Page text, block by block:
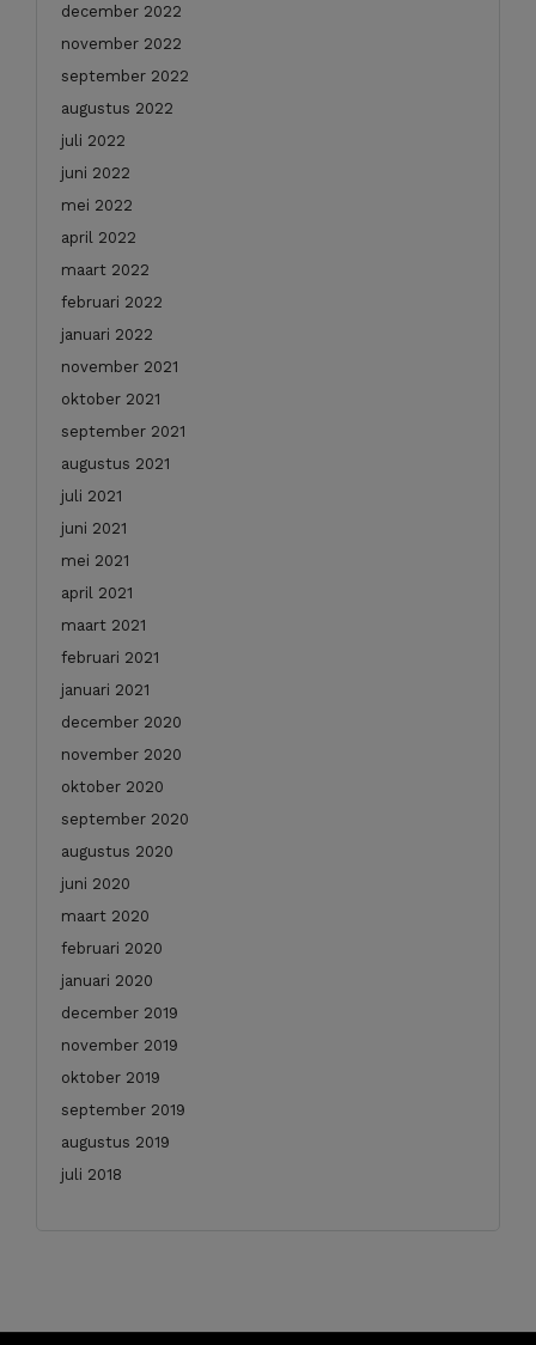
december 2022
november 2022
september 2022
augustus 2022
juli 2022
juni 2022
mei 2022
april 2022
maart 2022
februari 2022
januari 2022
november 2021
oktober 2021
september 2021
augustus 2021
juli 2021
juni 2021
mei 2021
april 2021
maart 2021
februari 2021
januari 2021
december 2020
november 2020
oktober 2020
september 2020
augustus 2020
juni 2020
maart 2020
februari 2020
januari 2020
december 2019
november 2019
oktober 2019
september 2019
augustus 2019
juli 2018